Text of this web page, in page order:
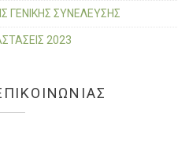
ΓΕΝΙΚΗΣ ΣΥΝΕΛΕΥΣΗΣ
2023